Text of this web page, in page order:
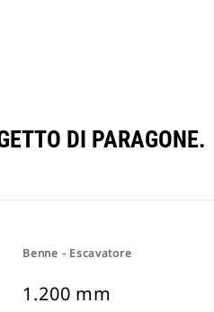
DI PARAGONE.
Benne - Escavatore
1.200 mm